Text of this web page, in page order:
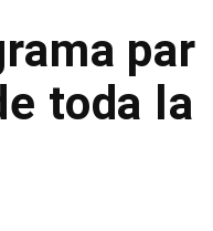
par
toda la